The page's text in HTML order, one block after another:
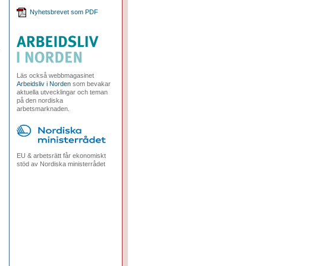
Nyhetsbrevet som PDF
Läs också webbmagasinet
Arbeidsliv i Norden som bevakar
aktuella utvecklingar och teman
på den nordiska
arbetsmarknaden.
EU & arbetsrätt får ekonomiskt
stöd av Nordiska ministerrådet